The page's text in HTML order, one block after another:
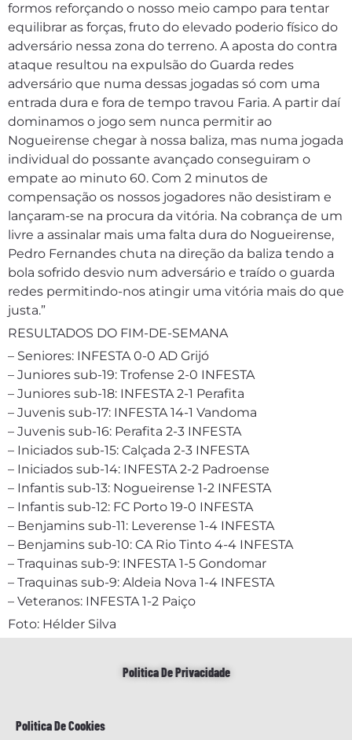
formos reforçando o nosso meio campo para tentar
equilibrar as forças, fruto do elevado poderio físico do
adversário nessa zona do terreno. A aposta do contra
ataque resultou na expulsão do Guarda redes
adversário que numa dessas jogadas só com uma
entrada dura e fora de tempo travou Faria. A partir daí
dominamos o jogo sem nunca permitir ao
Nogueirense chegar à nossa baliza, mas numa jogada
individual do possante avançado conseguiram o
empate ao minuto 60. Com 2 minutos de
compensação os nossos jogadores não desistiram e
lançaram-se na procura da vitória. Na cobrança de um
livre a assinalar mais uma falta dura do Nogueirense,
Pedro Fernandes chuta na direção da baliza tendo a
bola sofrido desvio num adversário e traído o guarda
redes permitindo-nos atingir uma vitória mais do que
justa.”
RESULTADOS DO FIM-DE-SEMANA
– Seniores: INFESTA 0-0 AD Grijó
– Juniores sub-19: Trofense 2-0 INFESTA
– Juniores sub-18: INFESTA 2-1 Perafita
– Juvenis sub-17: INFESTA 14-1 Vandoma
– Juvenis sub-16: Perafita 2-3 INFESTA
– Iniciados sub-15: Calçada 2-3 INFESTA
– Iniciados sub-14: INFESTA 2-2 Padroense
– Infantis sub-13: Nogueirense 1-2 INFESTA
– Infantis sub-12: FC Porto 19-0 INFESTA
– Benjamins sub-11: Leverense 1-4 INFESTA
– Benjamins sub-10: CA Rio Tinto 4-4 INFESTA
– Traquinas sub-9: INFESTA 1-5 Gondomar
– Traquinas sub-9: Aldeia Nova 1-4 INFESTA
– Veteranos: INFESTA 1-2 Paiço
Foto: Hélder Silva
Politica De Privacidade
Politica De Cookies